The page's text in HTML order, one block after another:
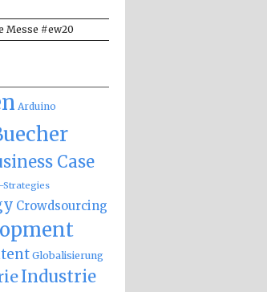
Messe #ew20
Arduino
Case
Strategies
Crowdsourcing
Globalisierung
Industrie